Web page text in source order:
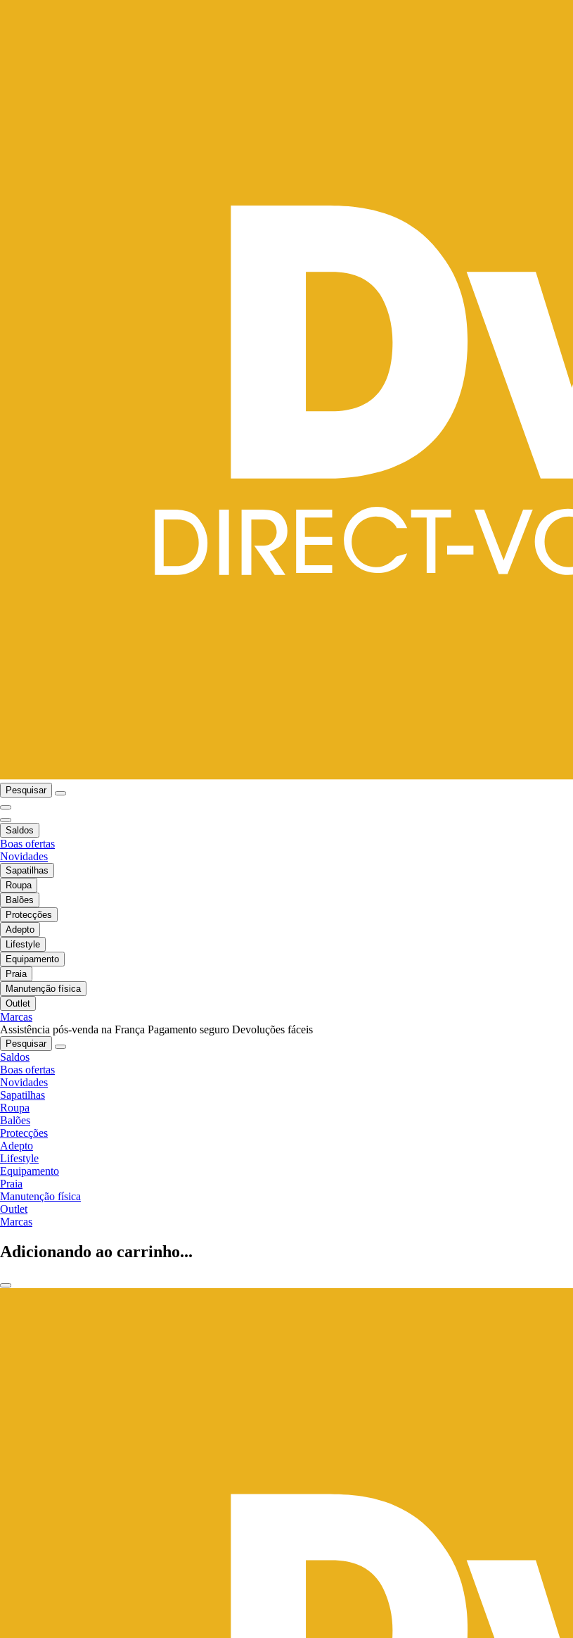
Pesquisar
Saldos
Boas ofertas
Novidades
Sapatilhas
Roupa
Balões
Protecções
Adepto
Lifestyle
Equipamento
Praia
Manutenção física
Outlet
Marcas
Assistência pós-venda na França Pagamento seguro Devoluções fáceis
Pesquisar
Saldos
Boas ofertas
Novidades
Sapatilhas
Roupa
Balões
Protecções
Adepto
Lifestyle
Equipamento
Praia
Manutenção física
Outlet
Marcas
Adicionando ao carrinho...